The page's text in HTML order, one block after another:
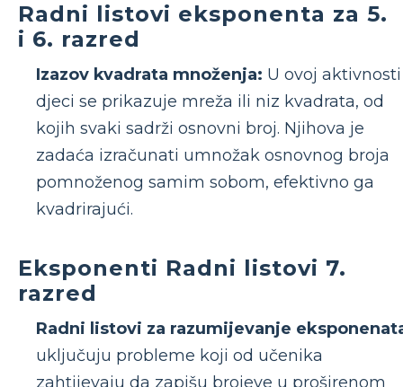
Radni listovi eksponenta za 5.
i 6. razred
Izazov kvadrata množenja: U ovoj aktivnosti
djeci se prikazuje mreža ili niz kvadrata, od
kojih svaki sadrži osnovni broj. Njihova je
zadaća izračunati umnožak osnovnog broja
pomnoženog samim sobom, efektivno ga
kvadrirajući.
Eksponenti Radni listovi 7.
razred
Radni listovi za razumijevanje
uključuju probleme koji od učenika
zahtijevaju da zapišu brojeve u proširenom